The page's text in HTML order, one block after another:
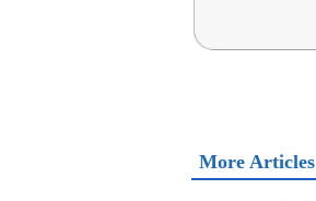
More Articles